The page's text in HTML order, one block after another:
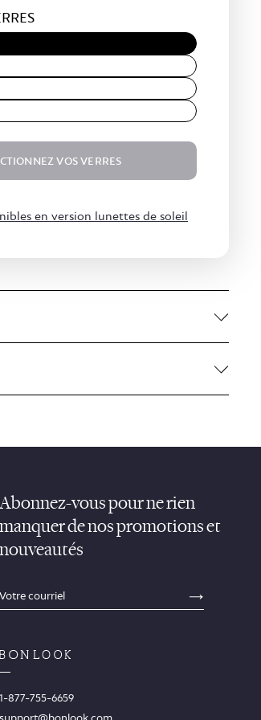
VOS VERRES
en version lunettes de soleil
vous pour ne rien
manquer de nos promotions et
nouveautés
sections.footer.email_field_ada_label
1-877-755-6659